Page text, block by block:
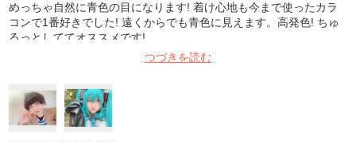
めっちゃ自然に青色の目になります! 着け心地も今まで使ったカラ
コンで1番好きでした! 遠くからでも青色に見えます。高発色! ちゅ
るっとしててオススメです!
つづきを読む